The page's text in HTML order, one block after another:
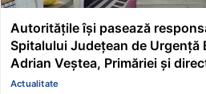
Autoritățile își pasează
Spitalului Județean de Urgență
Adrian Veștea, Primăriei și
pe mine de ce nu s-au renovat
Actualitate